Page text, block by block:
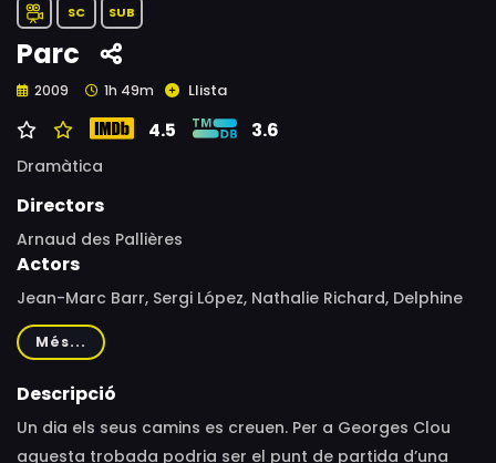
SC SUB
Parc
2009 1h 49m Llista
4.5 3.6
Dramàtica
Directors
Arnaud des Pallières
Actors
Jean-Marc Barr, Sergi López, Nathalie Richard, Delphine
Chuillot, Geraldine Chaplin, Laurent Delbecque, Jean-
Pierre Kalfon, László Szabó, Judith Henry
Més...
Descripció
Un dia els seus camins es creuen. Per a Georges Clou
aquesta trobada podria ser el punt de partida d’una